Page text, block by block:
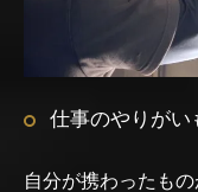
仕事のやりがい
自分が携わったも